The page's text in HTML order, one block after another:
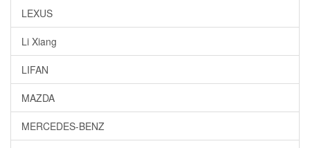
LEXUS
Li Xiang
LIFAN
MAZDA
MERCEDES-BENZ